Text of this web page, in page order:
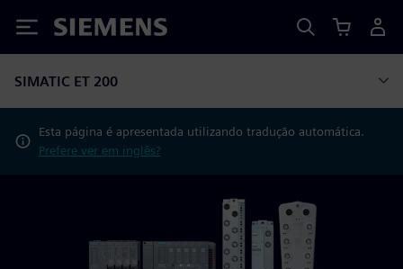
Siemens
SIMATIC ET 200
Esta página é apresentada utilizando tradução automática.
Prefere ver em inglês?